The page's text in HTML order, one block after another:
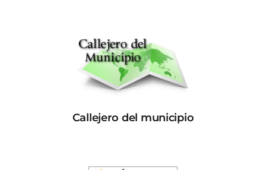
Callejero del municipio